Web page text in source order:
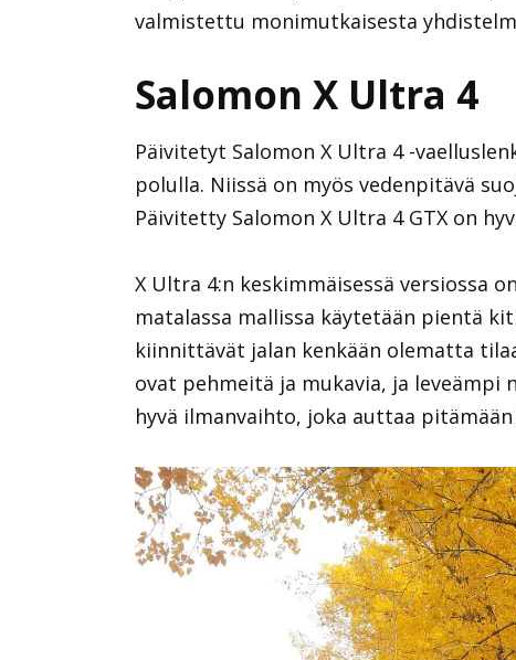
valmistettu monimutkaisesta
Salomon X Ultra 4
Päivitetyt Salomon X Ultra 4 -
polulla. Niissä on myös vedenpitävä
Päivitetty Salomon X Ultra 4 GTX on
X Ultra 4:n keskimmäisessä versiossa
matalassa mallissa käytetään pientä
kiinnittävät jalan kenkään olematta
ovat pehmeitä ja mukavia, ja leveämpi
hyvä ilmanvaihto, joka auttaa